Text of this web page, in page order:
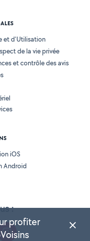
:
et d'Utilisation
de la vie privée
et contrôle des avis
iOS
Android
profiter